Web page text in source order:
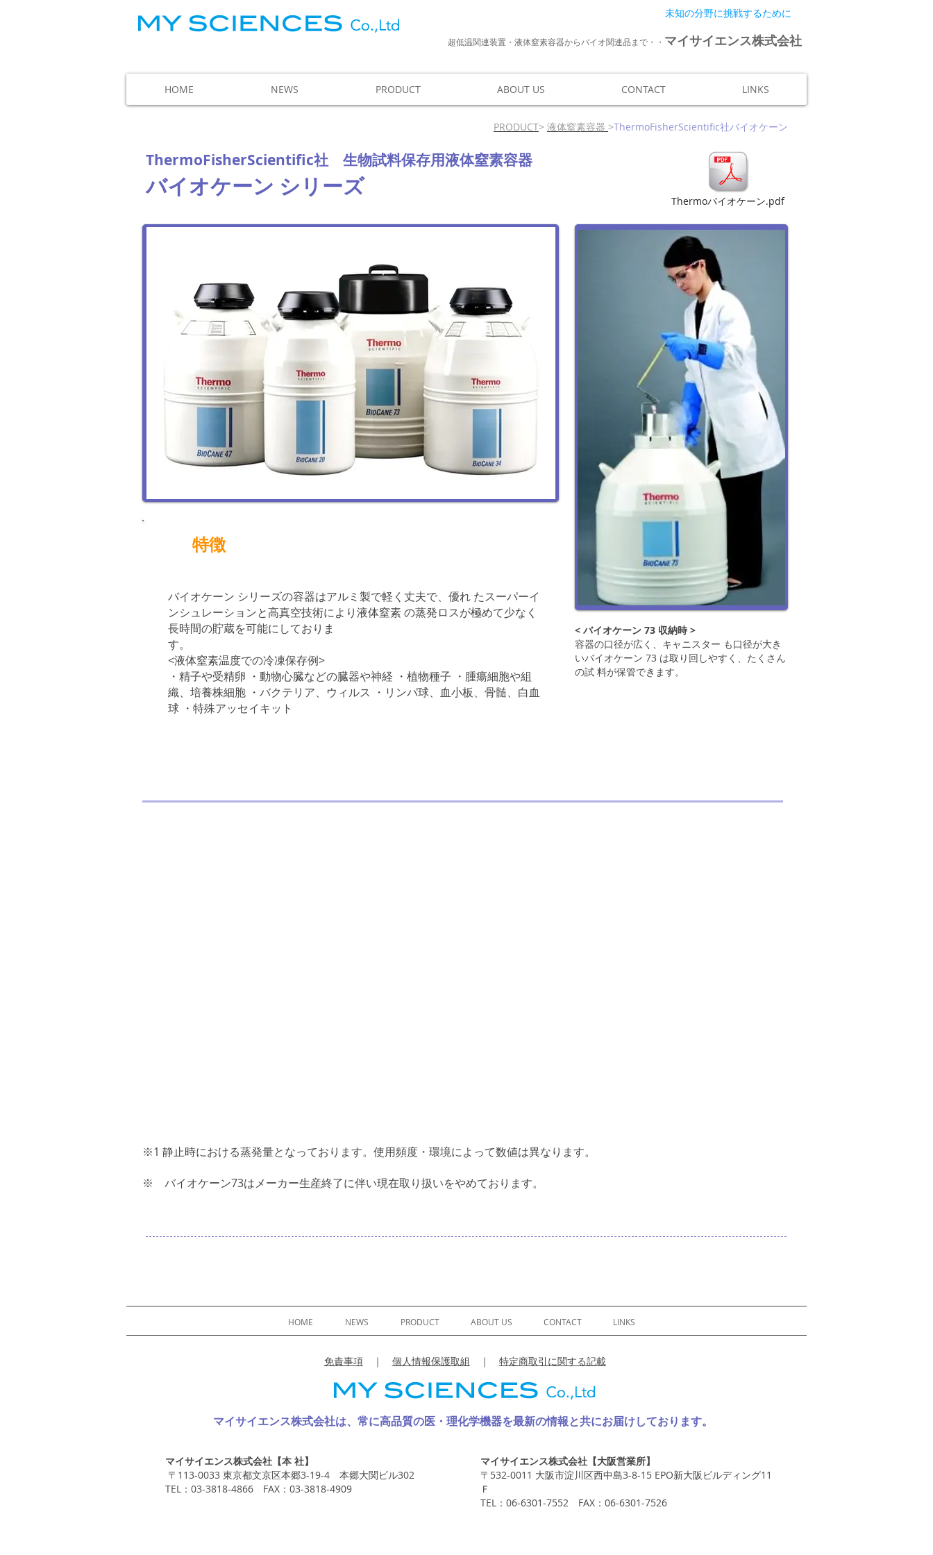
未知の分野に挑戦するために
超低温関連装置・液体窒素容器からバイオ関連品まで・・ マイサイエンス株式会社
HOME NEWS PRODUCT ABOUT US CONTACT LINKS
PRODUCT> 液体窒素容器 >ThermoFisherScientific社バイオケーン
ThermoFisherScientific社 生物試料保存用液体窒素容器
バイオケーン シリーズ
Thermoバイオケーン.pdf
特徴
バイオケーン シリーズの容器はアルミ製で軽く丈夫で、優れ たスーパーイ
ンシュレーションと高真空技術により液体窒素 の蒸発ロスが極めて少なく
長時間の貯蔵を可能にしておりま
す。
<液体窒素温度での冷凍保存例>
・精子や受精卵 ・動物心臓などの臓器や神経 ・植物種子 ・腫瘍細胞や組
織、培養株細胞 ・バクテリア、ウィルス ・リンパ球、血小板、骨髄、白血
球 ・特殊アッセイキット
< バイオケーン 73 収納時 >
容器の口径が広く、キャニスター も口径が大き
いバイオケーン 73 は取り回しやすく、たくさん
の試 料が保管できます。
※1 静止時における蒸発量となっております。使用頻度・環境によって数値は異なります。
※ バイオケーン73はメーカー生産終了に伴い現在取り扱いをやめております。
HOME NEWS PRODUCT ABOUT US CONTACT LINKS
免責事項｜ 個人情報保護取組 ｜ 特定商取引に関する記載
マイサイエンス株式会社は、常に高品質の医・理化学機器を最新の情報と共にお届けしております。
マイサイエンス株式会社【本 社】
〒113-0033 東京都文京区本郷3-19-4 本郷大関ビル302
TEL：03-3818-4866 FAX：03-3818-4909
マイサイエンス株式会社【大阪営業所】
〒532-0011 大阪市淀川区西中島3-8-15 EPO新大阪ビルディング11
Ｆ
TEL：06-6301-7552 FAX：06-6301-7526